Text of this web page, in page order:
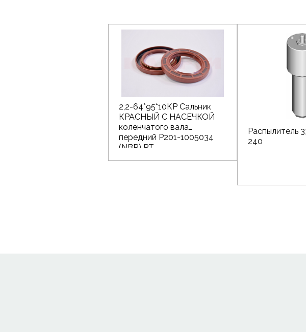
2,2-64*95*10КР Сальник
КРАСНЫЙ С НАСЕЧКОЙ
коленчатого вала
передний Р201-1005034
(NBR) РТ
Распылитель
240